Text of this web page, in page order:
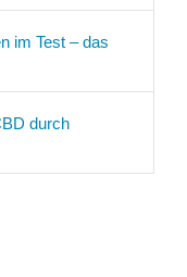
im Test – das
durch